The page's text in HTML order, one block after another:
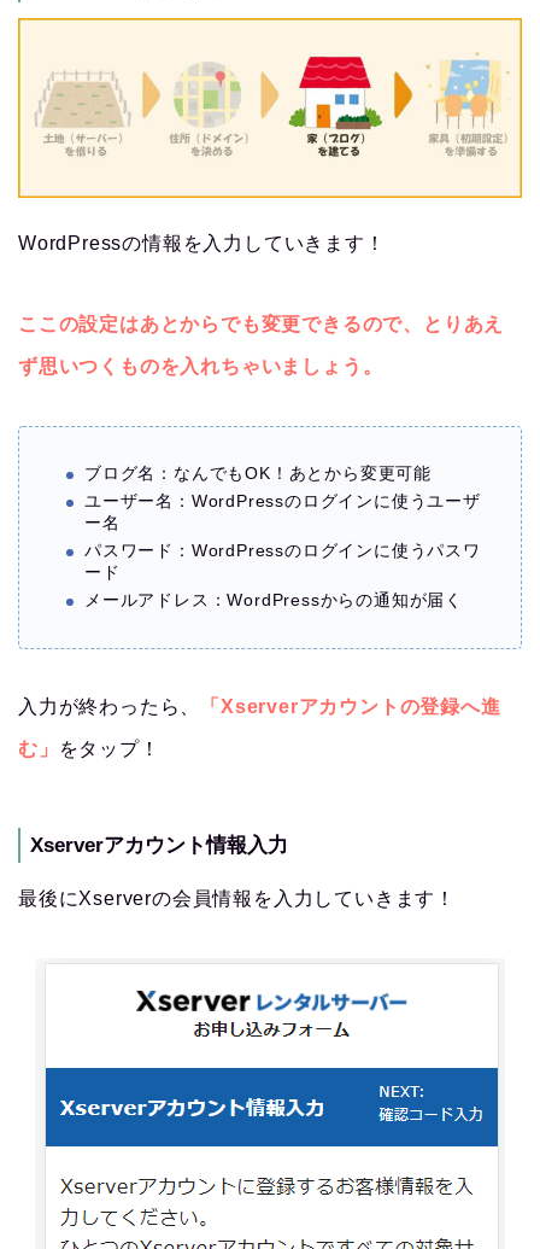
WordPressの情報を入力していきます！
ここの設定はあとからでも変更できるので、とりあえ
ず思いつくものを入れちゃいましょう。
ブログ名：なんでもOK！あとから変更可能
ユーザー名：WordPressのログインに使うユーザ
ー名
パスワード：WordPressのログインに使うパスワ
ード
メールアドレス：WordPressからの通知が届く
入力が終わったら、 「Xserverアカウントの登録へ進
む」 をタップ！
Xserverアカウント情報入力
最後にXserverの会員情報を入力していきます！